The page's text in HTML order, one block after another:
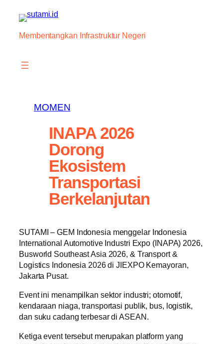
content
Membentangkan Infrastruktur Negeri
MOMEN
INAPA 2026
Dorong
Ekosistem
Transportasi
Berkelanjutan
SUTAMI – GEM Indonesia menggelar Indonesia
International Automotive Industri Expo (INAPA) 2026,
Busworld Southeast Asia 2026, & Transport &
Logistics Indonesia 2026 di JIEXPO Kemayoran,
Jakarta Pusat.
Event ini menampilkan sektor industri; otomotif,
kendaraan niaga, transportasi publik, bus, logistik,
dan suku cadang terbesar di ASEAN.
Ketiga event tersebut merupakan platform yang